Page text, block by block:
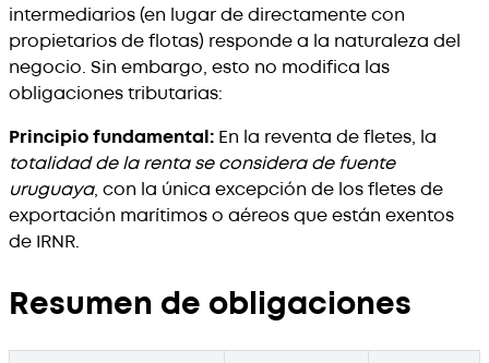
intermediarios (en lugar de directamente con
propietarios de flotas) responde a la naturaleza del
negocio. Sin embargo, esto no modifica las
obligaciones tributarias:
Principio fundamental: En la reventa de fletes, la
totalidad de la renta se considera de fuente
uruguaya, con la única excepción de los fletes de
exportación marítimos o aéreos que están exentos
de IRNR.
Resumen de obligaciones